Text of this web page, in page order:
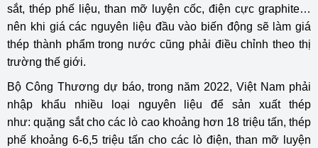
sắt, thép phế liệu, than mỡ luyện cốc, điện cực graphite…
nên khi giá các nguyên liệu đầu vào biến động sẽ làm giá
thép thành phẩm trong nước cũng phải điều chỉnh theo thị
trường thế giới.
Bộ Công Thương dự báo, trong năm 2022, Việt Nam phải
nhập khẩu nhiều loại nguyên liệu để sản xuất thép
như: quặng sắt cho các lò cao khoảng hơn 18 triệu tấn, thép
phế khoảng 6-6,5 triệu tấn cho các lò điện, than mỡ luyện